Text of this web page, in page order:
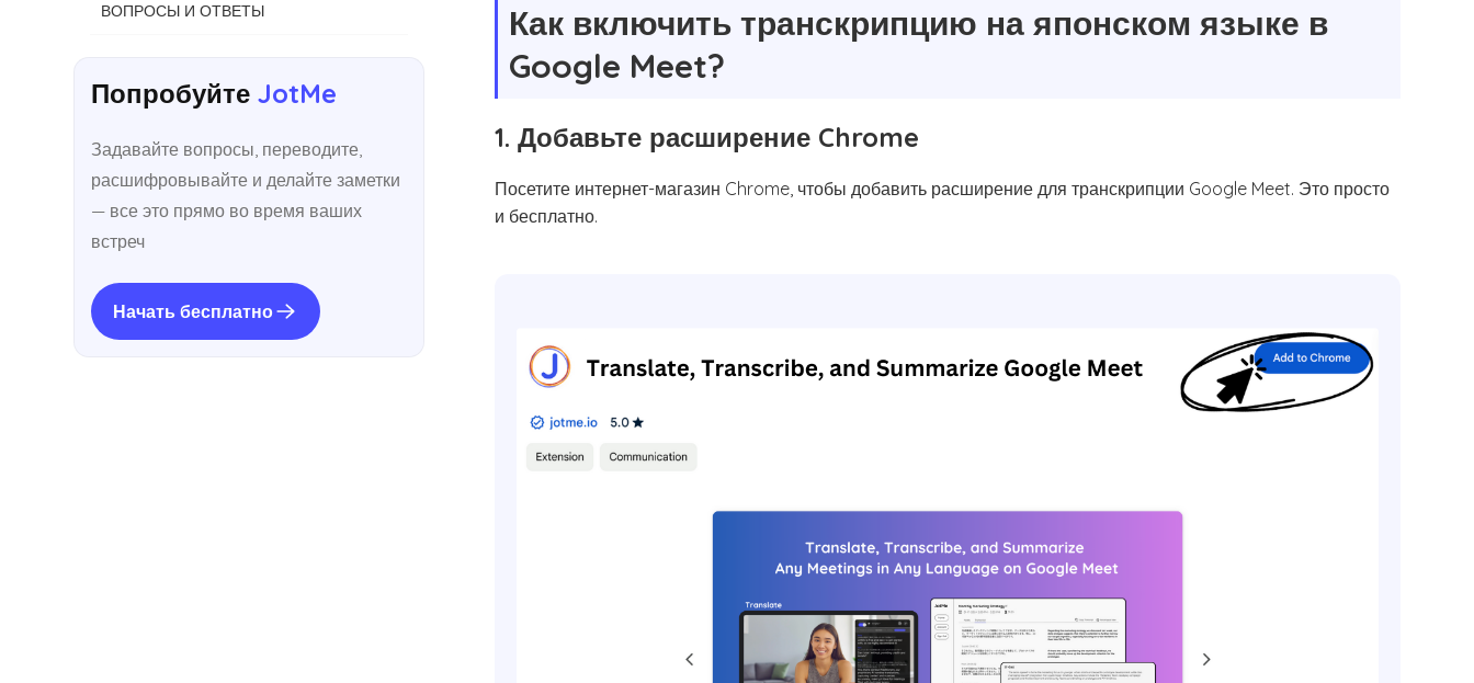
ВОПРОСЫ И ОТВЕТЫ
ПопробуйтеJotMe
Задавайте вопросы, переводите,
расшифровывайте и делайте заметки
— все это прямо во время ваших
встреч
Начать бесплатно
Как включить транскрипцию на японском языке в
Google Meet?
1. Добавьте расширение Chrome
Посетите интернет-магазин Chrome, чтобы добавить расширение для транскрипции Google Meet. Это просто
и бесплатно.